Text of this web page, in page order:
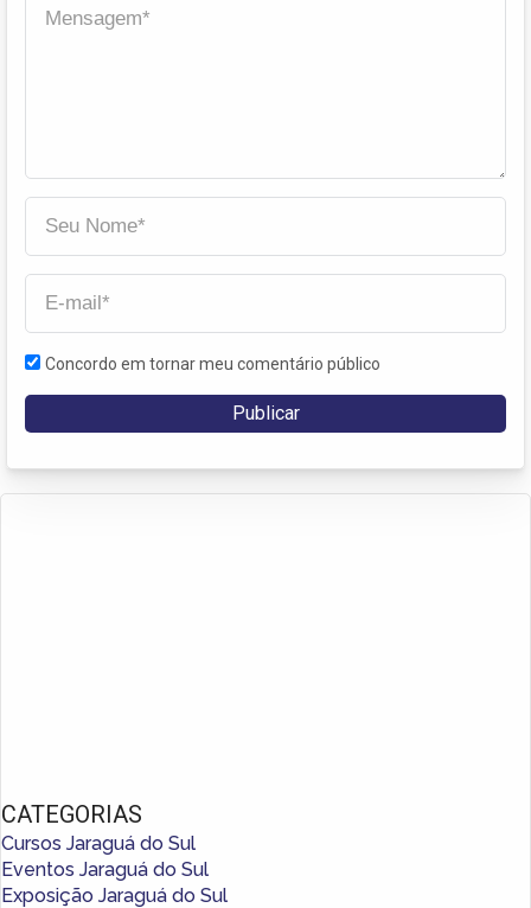
Concordo em tornar meu comentário público
CATEGORIAS
Cursos Jaraguá do Sul
Eventos Jaraguá do Sul
Exposição Jaraguá do Sul